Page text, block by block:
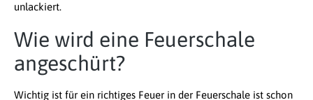
unlackiert.
Wie wird eine Feuerschale
angeschürt?
Wichtig ist für ein richtiges Feuer in der Feuerschale ist schon